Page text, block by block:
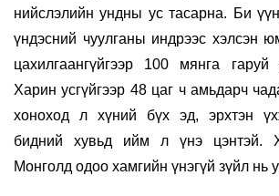
нийслэлийн ундны ус тасарна. Би
үндэсний чуулганы индрээс хэлсэн
цахилгаангүйгээр 100 мянга
Харин усгүйгээр 48 цаг ч амьдарч
хоноход л хүний бүх эд, эрхтэн
бидний хувьд ийм л үнэ цэнтэй.
Монголд одоо хамгийн үнэгүй зүйл нь